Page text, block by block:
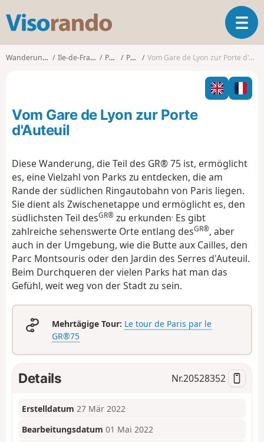
s
o
T
o
g
l
n
a
i
o
Wanderungen Ile-de-France Paris Paris Vom Gare de Lyon zur Porte d'Auteuil
Vom Gare de Lyon zur Porte
d'Auteuil
Diese Wanderung, die Teil des GR® 75 ist, ermöglicht
es, eine Vielzahl von Parks zu entdecken, die am
Rande der südlichen Ringautobahn von Paris liegen.
Sie dient als Zwischenetappe und ermöglicht es, den
südlichsten Teil desGR® zu erkunden. Es gibt
zahlreiche sehenswerte Orte entlang desGR®, aber
auch in der Umgebung, wie die Butte aux Cailles, den
Parc Montsouris oder den Jardin des Serres d'Auteuil.
Beim Durchqueren der vielen Parks hat man das
Gefühl, weit weg von der Stadt zu sein.
Mehrtägige Tour: Le tour de Paris par le
GR®75
Details Nr.20528352
Erstelldatum 27 Mär 2022
Bearbeitungsdatum 01 Mai 2022